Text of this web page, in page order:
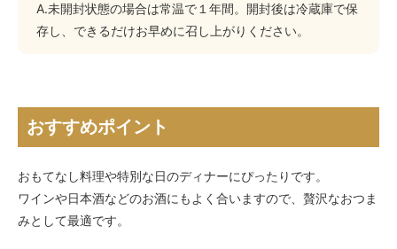
A.未開封状態の場合は常温で１年間。開封後は冷蔵庫で保
存し、できるだけお早めに召し上がりください。
おすすめポイント
おもてなし料理や特別な日のディナーにぴったりです。
ワインや日本酒などのお酒にもよく合いますので、贅沢なおつま
みとして最適です。